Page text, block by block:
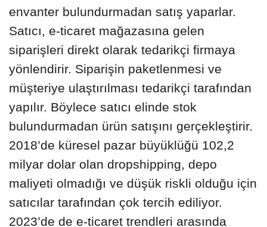
envanter bulundurmadan satış yaparlar.
Satıcı, e-ticaret mağazasına gelen
siparişleri direkt olarak tedarikçi firmaya
yönlendirir. Siparişin paketlenmesi ve
müşteriye ulaştırılması tedarikçi tarafından
yapılır. Böylece satıcı elinde stok
bulundurmadan ürün satışını gerçekleştirir.
2018’de küresel pazar büyüklüğü 102,2
milyar dolar olan dropshipping, depo
maliyeti olmadığı ve düşük riskli olduğu için
satıcılar tarafından çok tercih ediliyor.
2023’de de e-ticaret trendleri arasında